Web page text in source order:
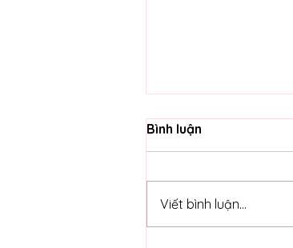
Bình luận
Viết bình luận...